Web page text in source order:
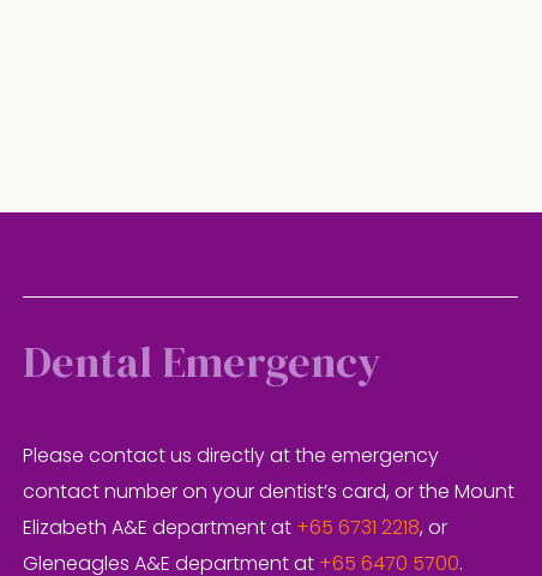
Dental Emergency
Please contact us directly at the emergency
contact number on your dentist’s card, or the Mount
Elizabeth A&E department at +65 6731 2218, or
Gleneagles A&E department at +65 6470 5700.